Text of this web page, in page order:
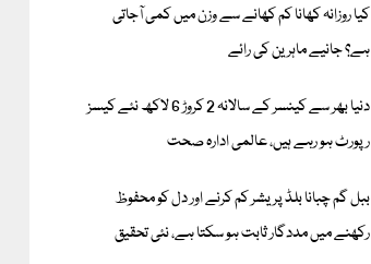
کیا روزانہ کھانا کم کھانے سے وزن میں کمی آجاتی
ہے؟ جانیے ماہرین کی رائے
دنیا بھر سے کینسر کے سالانہ 2 کروڑ 6 لاکھ نئے کیسز
رپورٹ ہو رہے ہیں، عالمی ادارہ صحت
ببل گم چبانا بلڈ پریشر کم کرنے اور دل کو محفوظ
رکھنے میں مددگار ثابت ہو سکتا ہے، نئی تحقیق